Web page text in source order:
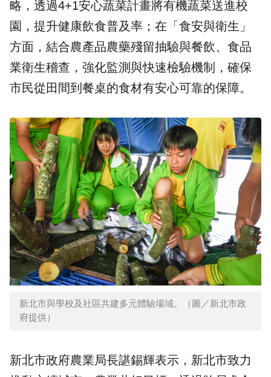
略，透過4+1安心蔬菜計畫將有機蔬菜送進校
園，提升健康飲食普及率；在「食安與衛生」
方面，結合農產品農藥殘留抽驗與餐飲、食品
業衛生稽查，強化監測與快速檢驗機制，確保
市民從田間到餐桌的食材有安心可靠的保障。
新北市與學校及社區共建多元體驗場域。（圖／新北市政
府提供）
新北市政府農業局長諶錫輝表示，新北市致力